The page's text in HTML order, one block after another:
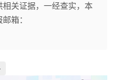
关证据，一经查实，本
箱：